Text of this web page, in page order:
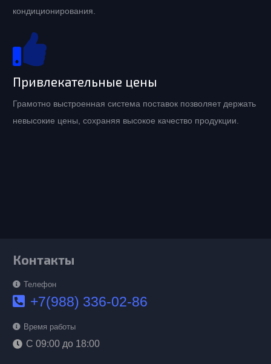
кондиционирования.
Привлекательные цены
Грамотно выстроенная система поставок позволяет держать
невысокие цены, сохраняя высокое качество продукции.
Контакты
Телефон
+7(988) 336-02-86
Время работы
С 09:00 до 18:00